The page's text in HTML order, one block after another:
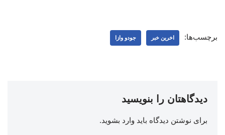
برچسب‌ها: اخرین خبر جودو وازا
دیدگاهتان را بنویسید
برای نوشتن دیدگاه باید وارد بشوید.